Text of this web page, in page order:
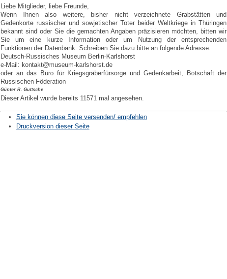
Liebe Mitglieder, liebe Freunde,
Wenn Ihnen also weitere, bisher nicht verzeichnete Grabstätten und
Gedenkorte russischer und sowjetischer Toter beider Weltkriege in Thüringen
bekannt sind oder Sie die gemachten Angaben präzisieren möchten, bitten wir
Sie um eine kurze Information oder um Nutzung der entsprechenden
Funktionen der Datenbank. Schreiben Sie dazu bitte an folgende Adresse:
Deutsch-Russisches Museum Berlin-Karlshorst
e-Mail: kontakt@museum-karlshorst.de
oder an das Büro für Kriegsgräberfürsorge und Gedenkarbeit, Botschaft der
Russischen Föderation
Günter R. Guttsche
Dieser Artikel wurde bereits 11571 mal angesehen.
Sie können diese Seite versenden/ empfehlen
Druckversion dieser Seite